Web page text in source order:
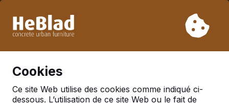
semaine 31 à la semaine 33. Veuillez donc tenir compte des
délais de livraison plus longs.
Cookies
Ce site Web utilise des cookies comme indiqué ci-
dessous. L’utilisation de ce site Web ou le fait de